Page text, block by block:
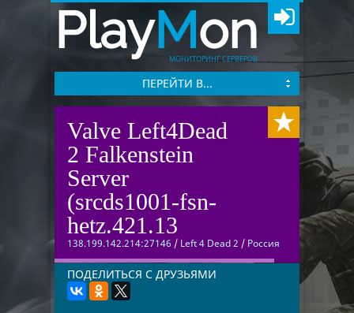
PlayMon
МОНИТОРИНГ СЕРВЕРОВ
ПЕРЕЙТИ В...
Valve Left4Dead
2 Falkenstein
Server
(srcds1001-fsn-
hetz.421.13
138.199.142.214:27146 / Left 4 Dead 2 / Россия
ПОДЕЛИТЬСЯ С ДРУЗЬЯМИ